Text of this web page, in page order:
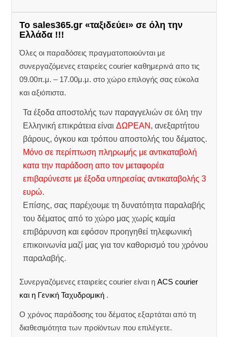
Το sales365.gr «ταξιδεύει» σε όλη την
Ελλάδα !!!
Όλες οι παραδόσεις πραγματοποιούνται με
συνεργαζόμενες εταιρείες courier καθημερινά απο τις
09.00π.μ. – 17.00μ.μ. στο χώρο επιλογής σας εύκολα
και αξιόπιστα.
Τα έξοδα αποστολής των παραγγελιών σε όλη την
Ελληνική επικράτεια είναιΔΩΡΕΑΝ , ανεξαρτήτου
βάρους, όγκου και τρόπου αποστολής του δέματος.
Μόνο σε περίπτωση πληρωμής με αντικαταβολή
κατα την παράδοση απο τον μεταφορέα
επιβαρύνεστε με έξοδα υπηρεσίας αντικαταβολής 3
ευρώ.
Επίσης, σας παρέχουμε τη δυνατότητα παραλαβής
του δέματος από το χώρο μας χωρίς καμία
επιβάρυνση και εφόσον προηγηθεί τηλεφωνική
επικοινωνία μαζί μας για τον καθορισμό του χρόνου
παραλαβής.
Συνεργαζόμενες εταιρείες courier είναι ηACS courier
και η Γενική Ταχυδρομική .
Ο χρόνος παράδοσης του δέματος εξαρτάται από τη
διαθεσιμότητα των προϊόντων που επιλέγετε.